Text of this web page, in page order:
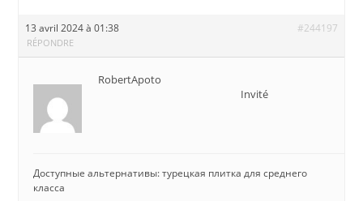
13 avril 2024 à 01:38 #244197
RÉPONDRE
RobertApoto
Invité
Доступные альтернативы: турецкая плитка для среднего
класса